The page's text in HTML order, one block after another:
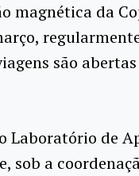
magnética da
são
Laboratório de
sob a